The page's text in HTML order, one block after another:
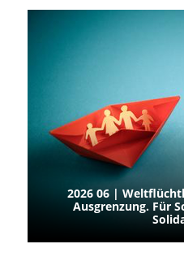
2026 06 |
Ausgrenzung. Für